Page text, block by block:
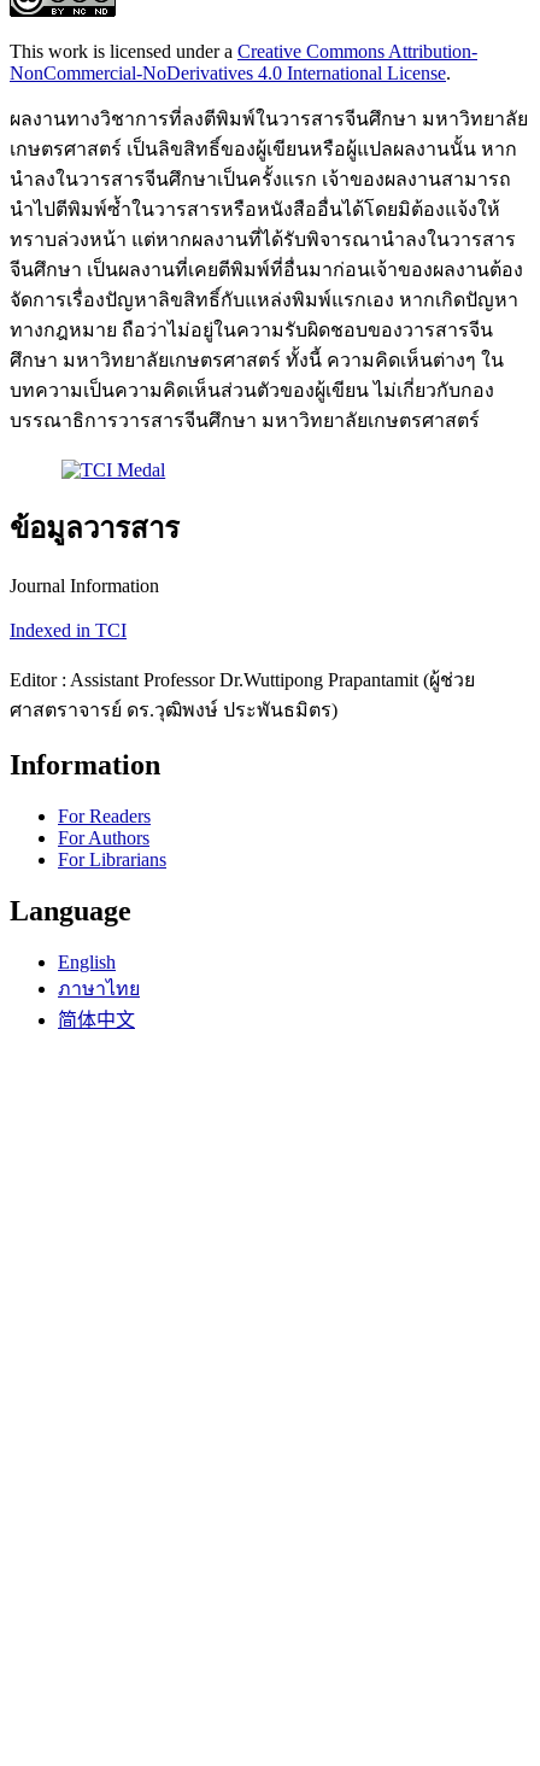
This work is licensed under a Creative Commons Attribution-
NonCommercial-NoDerivatives 4.0 International License.
ผลงานทางวิชาการที่ลงตีพิมพ์ในวารสารจีนศึกษา มหาวิทยาลัย
เกษตรศาสตร์ เป็นลิขสิทธิ์ของผู้เขียนหรือผู้แปลผลงานนั้น หาก
นำลงในวารสารจีนศึกษาเป็นครั้งแรก เจ้าของผลงานสามารถ
นำไปตีพิมพ์ซ้ำในวารสารหรือหนังสืออื่นได้โดยมิต้องแจ้งให้
ทราบล่วงหน้า แต่หากผลงานที่ได้รับพิจารณานำลงในวารสาร
จีนศึกษา เป็นผลงานที่เคยตีพิมพ์ที่อื่นมาก่อนเจ้าของผลงานต้อง
จัดการเรื่องปัญหาลิขสิทธิ์กับแหล่งพิมพ์แรกเอง หากเกิดปัญหา
ทางกฎหมาย ถือว่าไม่อยู่ในความรับผิดชอบของวารสารจีน
ศึกษา มหาวิทยาลัยเกษตรศาสตร์ ทั้งนี้ ความคิดเห็นต่างๆ ใน
บทความเป็นความคิดเห็นส่วนตัวของผู้เขียน ไม่เกี่ยวกับกอง
บรรณาธิการวารสารจีนศึกษา มหาวิทยาลัยเกษตรศาสตร์
ข้อมูลวารสาร
Journal Information
Indexed in TCI
Editor : Assistant Professor Dr.Wuttipong Prapantamit (ผู้ช่วย
ศาสตราจารย์ ดร.วุฒิพงษ์ ประพันธมิตร)
Information
For Readers
For Authors
For Librarians
Language
English
ภาษาไทย
简体中文